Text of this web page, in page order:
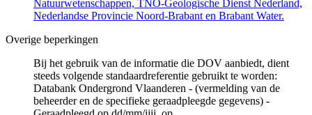
Natuurwetenschappen, TNO-Geologische Dienst Nederland,
Nederlandse Provincie Noord-Brabant en Brabant Water.
Overige beperkingen
Bij het gebruik van de informatie die DOV aanbiedt, dient
steeds volgende standaardreferentie gebruikt te worden:
Databank Ondergrond Vlaanderen - (vermelding van de
beheerder en de specifieke geraadpleegde gegevens) -